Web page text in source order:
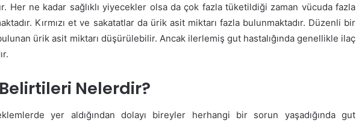
Her ne kadar sağlıklı yiyecekler olsa da çok fazla tüketildiği zaman vücuda fazla
Kırmızı et ve sakatatlar da ürik asit miktarı fazla bulunmaktadır. Düzenli bir
ürik asit miktarı düşürülebilir. Ancak ilerlemiş gut hastalığında genellikle ilaç
Nelerdir?
yer aldığından dolayı bireyler herhangi bir sorun yaşadığında gut